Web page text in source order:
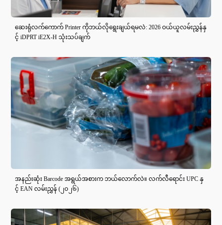
ဆေးရုံလက်ကောက် Printer ကိုဘယ်လိုရွေးချယ်ရမလဲ: 2026 ဝယ်ယူလမ်းညွှန်နှ
င့် iDPRT iE2X-H သုံးသပ်ချက်
အနည်းဆုံး Barcode အရွယ်အစားက ဘယ်လောက်လဲ။ လက်လီရောင်း UPC နှ
င့် EAN လမ်းညွှန် (၂၀၂၆)